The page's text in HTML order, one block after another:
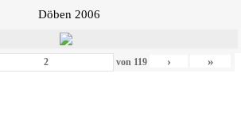
Döben 2006
von 119 › »